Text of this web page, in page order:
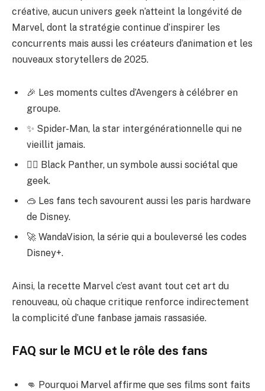
créative, aucun univers geek n’atteint la longévité de
Marvel, dont la stratégie continue d’inspirer les
concurrents mais aussi les créateurs d’animation et les
nouveaux storytellers de 2025.
🎉 Les moments cultes d’Avengers à célébrer en
groupe.
✨ Spider-Man, la star intergénérationnelle qui ne
vieillit jamais.
🦸‍♂️ Black Panther, un symbole aussi sociétal que
geek.
🥽 Les fans tech savourent aussi les paris hardware
de Disney.
🚀 WandaVision, la série qui a bouleversé les codes
Disney+.
Ainsi, la recette Marvel c’est avant tout cet art du
renouveau, où chaque critique renforce indirectement
la complicité d’une fanbase jamais rassasiée.
FAQ sur le MCU et le rôle des fans
👊 Pourquoi Marvel affirme que ses films sont faits